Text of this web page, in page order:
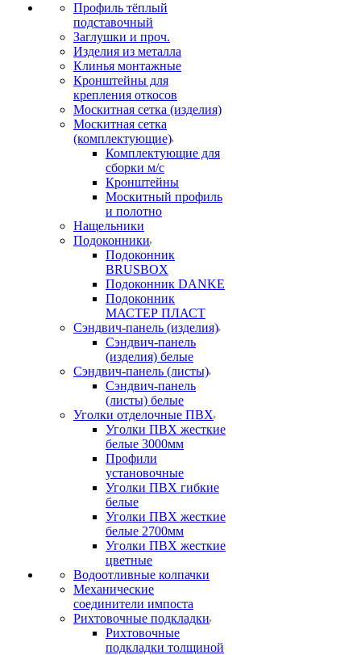
Профиль тёплый
подставочный
Заглушки и проч.
Изделия из металла
Клинья монтажные
Кронштейны для
крепления откосов
Москитная сетка (изделия)
Москитная сетка
(комплектующие)
Комплектующие для
сборки м/с
Кронштейны
Москитный профиль
и полотно
Нащельники
Подоконники
Подоконник
BRUSBOX
Подоконник DANKE
Подоконник
МАСТЕР ПЛАСТ
Сэндвич-панель (изделия)
Сэндвич-панель
(изделия) белые
Сэндвич-панель (листы)
Сэндвич-панель
(листы) белые
Уголки отделочные ПВХ
Уголки ПВХ жесткие
белые 3000мм
Профили
установочные
Уголки ПВХ гибкие
белые
Уголки ПВХ жесткие
белые 2700мм
Уголки ПВХ жесткие
цветные
Водоотливные колпачки
Механические
соединители импоста
Рихтовочные подкладки
Рихтовочные
подкладки толщиной